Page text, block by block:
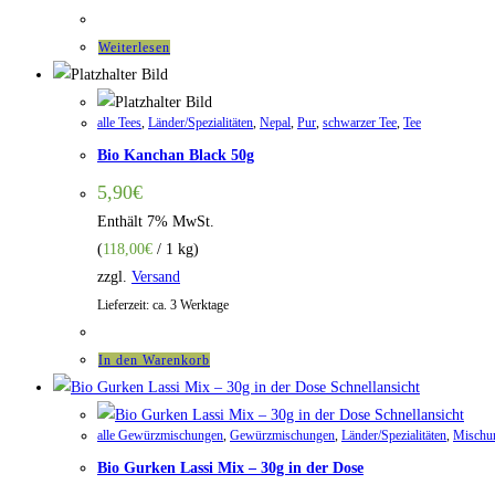
Weiterlesen
alle Tees Länder/Spezialitäten Nepal Pur schwarzer Tee Tee
Bio Kanchan Black 50g
5,90€
Enthält 7% MwSt.
(118,00€ / 1 kg)
zzgl. Versand
Lieferzeit: ca. 3 Werktage
In den Warenkorb
Schnellansicht
Schnellansicht
alle Gewürzmischungen, Gewürzmischungen, Länder/Spezialitäten,
Bio Gurken Lassi Mix – 30g in der Dose